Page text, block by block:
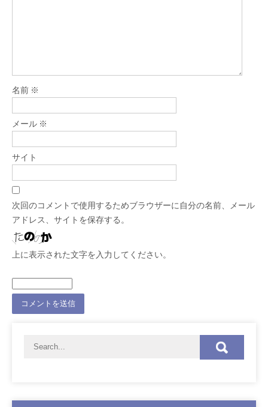
名前 ※
メール ※
サイト
次回のコメントで使用するためブラウザーに自分の名前、メール
アドレス、サイトを保存する。
上に表示された文字を入力してください。